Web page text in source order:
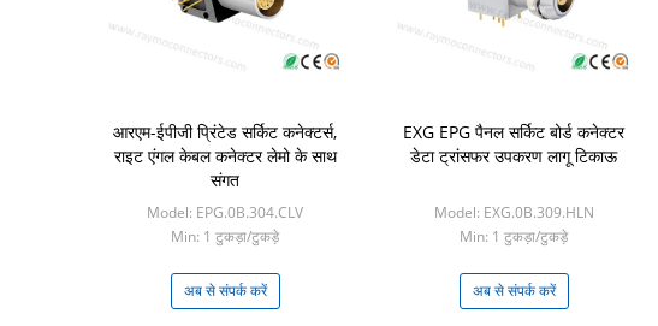
आरएम-ईपीजी प्रिंटेड सर्किट कनेक्टर्स,
राइट एंगल केबल कनेक्टर लेमो के साथ
संगत
Model: EPG.0B.304.CLV
Min: 1 टुकड़ा/टुकड़े
अब से संपर्क करें
EXG EPG पैनल सर्किट बोर्ड कनेक्टर
डेटा ट्रांसफर उपकरण लागू टिकाऊ
Model: EXG.0B.309.HLN
Min: 1 टुकड़ा/टुकड़े
अब से संपर्क करें